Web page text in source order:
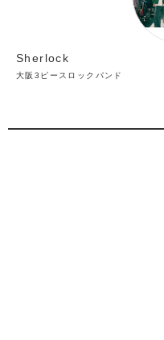
Sherlock
大阪3ピースロックバンド